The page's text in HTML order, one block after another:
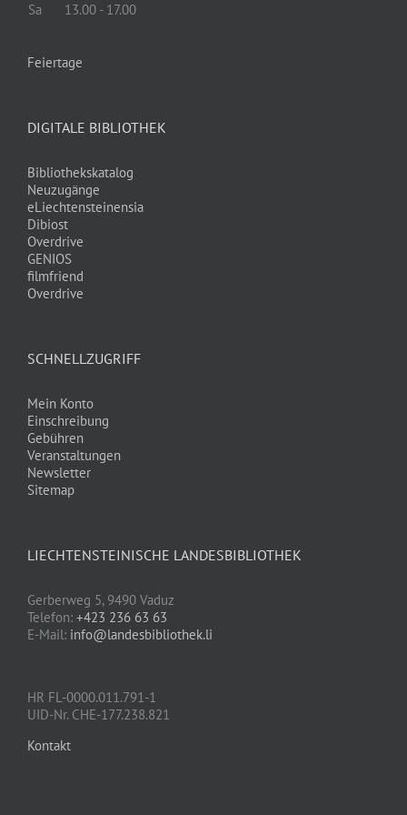
Sa
13.00 - 17.00
Feiertage
DIGITALE BIBLIOTHEK
Bibliothekskatalog
Neuzugänge
eLiechtensteinensia
Dibiost
Overdrive
GENIOS
filmfriend
Overdrive
SCHNELLZUGRIFF
Mein Konto
Einschreibung
Gebühren
Veranstaltungen
Newsletter
Sitemap
LIECHTENSTEINISCHE LANDESBIBLIOTHEK
Gerberweg 5, 9490 Vaduz
Telefon: +423 236 63 63
E-Mail: info@landesbibliothek.li
HR FL-0000.011.791-1
UID-Nr. CHE-177.238.821
Kontakt